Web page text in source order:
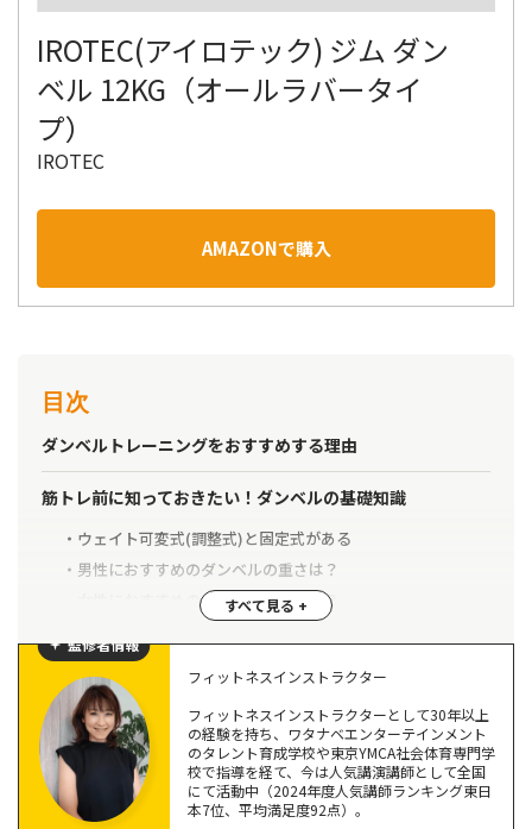
IROTEC(アイロテック) ジム ダン
ベル 12KG（オールラバータイ
プ）
IROTEC
AMAZONで購入
目次
ダンベルトレーニングをおすすめする理由
筋トレ前に知っておきたい！ダンベルの基礎知識
ウェイト可変式(調整式)と固定式がある
男性におすすめのダンベルの重さは？
女性におすすめのダンベルの重さは？
筋トレにおけるダンベルの正しい使い方
座った状態、立った状態で行う
四つん這いの状態で行う
両手にそれぞれひとつずつ持って行う
重いダンベルひとつを両手で持って行う
監修者情報
フィットネスインストラクター
フィットネスインストラクターとして30年以上
の経験を持ち、ワタナベエンターテインメント
のタレント育成学校や東京YMCA社会体育専門学
校で指導を経て、今は人気講演講師として全国
にて活動中（2024年度人気講師ランキング東日
本7位、平均満足度92点）。